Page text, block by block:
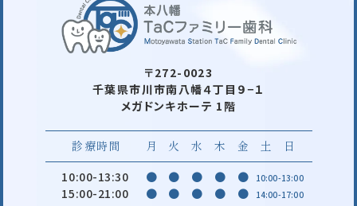
〒272-0023
千葉県市川市南八幡４丁目９−１
メガドンキホーテ 1階
診療時間 月 火 水 木 金 土
日
10:00-13:30
● ● ● ● ● 10:00-13:00
15:00-21:00 ● ● ● ● ● 14:00-17:00